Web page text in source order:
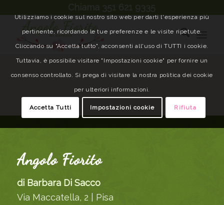
Chiama 351 621 9335
Angolo Fiorito
di Barbara Di Sacco
Via Maccatella, 2 | Pisa
Utilizziamo i cookie sul nostro sito web per darti l'esperienza più
pertinente, ricordando le tue preferenze e le visite ripetute.
Cliccando su "Accetta tutto", acconsenti all'uso di TUTTI i cookie.
Tuttavia, è possibile visitare "Impostazioni cookie" per fornire un
consenso controllato. Si prega di visitare la nostra politica dei cookie
per ulteriori informazioni.
Accetta Tutti Impostazioni cookie Rifiuta